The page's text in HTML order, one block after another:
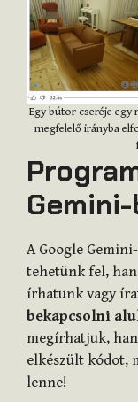
Egy bútor cseréje egy
megfelelő irányba
A Google
tehetünk fel,
írhatunk vagy
bekapcsolni
megírhatjuk,
elkészült kódot,
lenne!